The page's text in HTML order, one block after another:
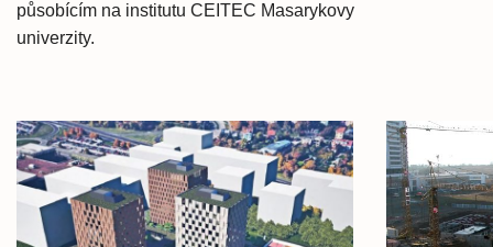
působícím na institutu CEITEC Masarykovy
univerzity.
Hlavní
novinky